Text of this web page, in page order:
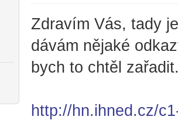
Zdravím Vás, tady
dávám nějaké
bych to chtěl
http://hn.ihned.cz/